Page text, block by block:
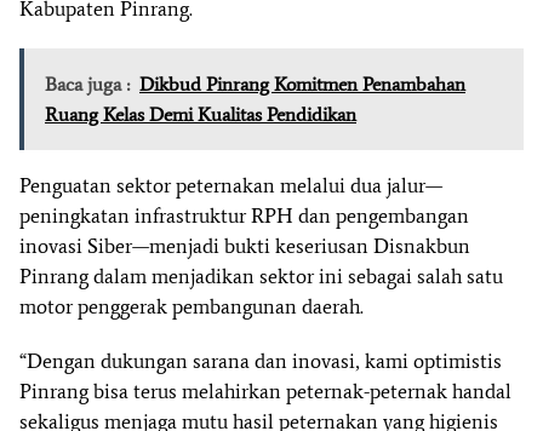
Kabupaten Pinrang.
Baca juga : Dikbud Pinrang Komitmen Penambahan
Ruang Kelas Demi Kualitas Pendidikan
Penguatan sektor peternakan melalui dua jalur—
peningkatan infrastruktur RPH dan pengembangan
inovasi Siber—menjadi bukti keseriusan Disnakbun
Pinrang dalam menjadikan sektor ini sebagai salah satu
motor penggerak pembangunan daerah.
“Dengan dukungan sarana dan inovasi, kami optimistis
Pinrang bisa terus melahirkan peternak-peternak handal
sekaligus menjaga mutu hasil peternakan yang higienis